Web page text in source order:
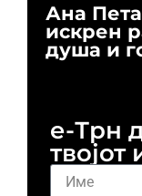
Ана
искрен
душа и
е-Трн
твојот